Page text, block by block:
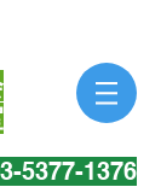
5377-1376